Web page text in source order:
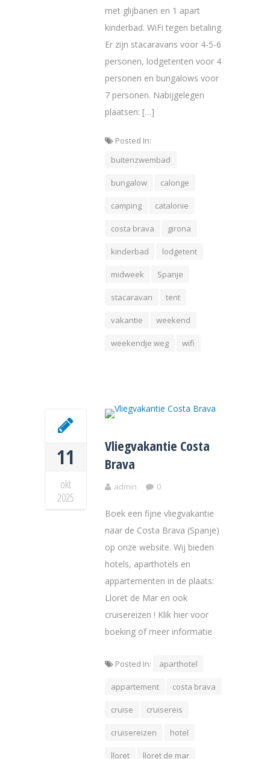
met glijbanen en 1 apart
kinderbad. WiFi tegen betaling.
Er zijn stacaravans voor 4-5-6
personen, lodgetenten voor 4
personen en bungalows voor
7 personen. Nabijgelegen
plaatsen: […]
Posted In:
buitenzwembad
bungalow calonge
camping catalonie
costa brava girona
kinderbad lodgetent
midweek Spanje
stacaravan tent
vakantie weekend
weekendje weg wifi
11
okt
2025
Vliegvakantie Costa
Brava
admin 0
Boek een fijne vliegvakantie
naar de Costa Brava (Spanje)
op onze website. Wij bieden
hotels, aparthotels en
appartementen in de plaats:
Lloret de Mar en ook
cruisereizen ! Klik hier voor
boeking of meer informatie
Posted In: aparthotel
appartement costa brava
cruise cruisereis
cruisereizen hotel
lloret lloret de mar